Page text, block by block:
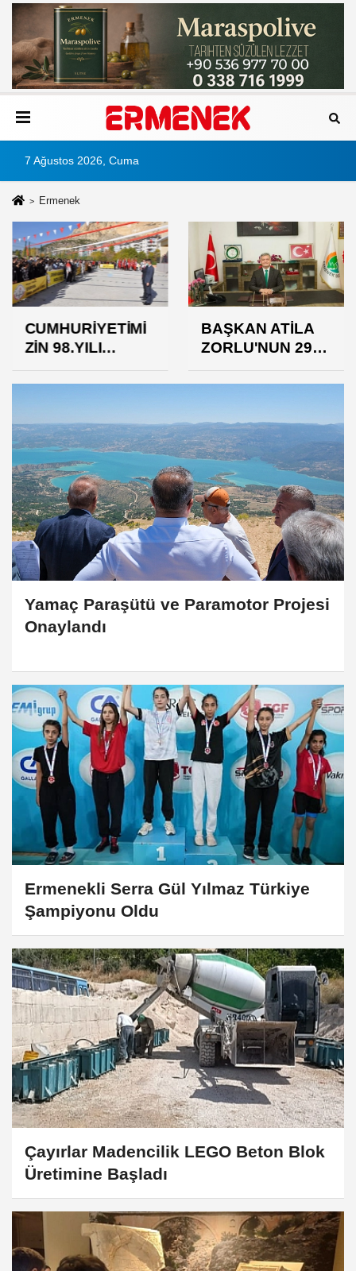
7 Ağustos 2026, Cuma
Ermenek
CUMHURİYETİMİ
ZİN 98.YILI
İLÇEMİZDE
COŞKUYLA
BAŞKAN ATİLA
ZORLU'NUN 29
EKİM
CUMHURİYET
Yamaç Paraşütü ve Paramotor Projesi
Onaylandı
Ermenekli Serra Gül Yılmaz Türkiye
Şampiyonu Oldu
Çayırlar Madencilik LEGO Beton Blok
Üretimine Başladı